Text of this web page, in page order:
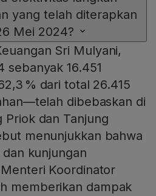
yang telah diterapkan
Mei 2024?
Sri Mulyani,
sebanyak 16.451
% dari total 26.415
dibebaskan di
Priok dan Tanjung
menunjukkan bahwa
kunjungan
Koordinator
memberikan dampak